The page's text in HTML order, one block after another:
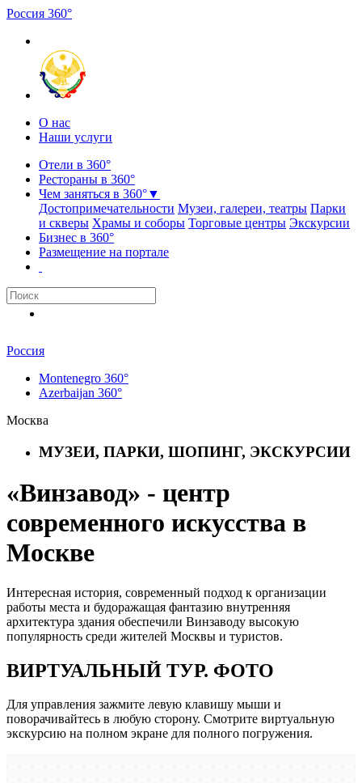
Россия 360°
О нас
Наши услуги
Отели в 360°
Рестораны в 360°
Чем заняться в 360°▼
Достопримечательности Музеи, галереи, театры Парки
и скверы Храмы и соборы Торговые центры Экскурсии
Бизнес в 360°
Размещение на портале
Россия
Montenegro 360°
Azerbaijan 360°
Москва
МУЗЕИ, ПАРКИ, ШОПИНГ, ЭКСКУРСИИ
«Винзавод» - центр
современного искусства в
Москве
Интересная история, современный подход к организации
работы места и будоражащая фантазию внутренняя
архитектура здания обеспечили Винзаводу высокую
популярность среди жителей Москвы и туристов.
ВИРТУАЛЬНЫЙ ТУР. ФОТО
Для управления зажмите левую клавишу мыши и
поворачивайтесь в любую сторону. Смотрите виртуальную
экскурсию на полном экране для полного погружения.